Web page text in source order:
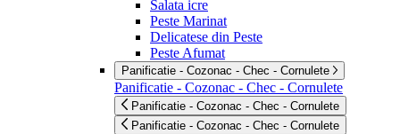
Salata icre
Peste Marinat
Delicatese din Peste
Peste Afumat
Panificatie - Cozonac - Chec - Cornulete
Panificatie - Cozonac - Chec - Cornulete
Panificatie - Cozonac - Chec - Cornulete
Panificatie - Cozonac - Chec - Cornulete